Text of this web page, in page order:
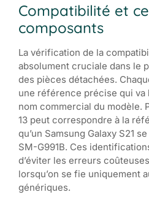
Compatibilité et
composants
La vérification de la
absolument cruciale dans le
des pièces détachées.
une référence précise qui va
nom commercial du modèle.
13 peut correspondre à la
qu’un Samsung Galaxy S21
SM-G991B. Ces
d’éviter les erreurs
lorsqu’on se fie uniquement
génériques.